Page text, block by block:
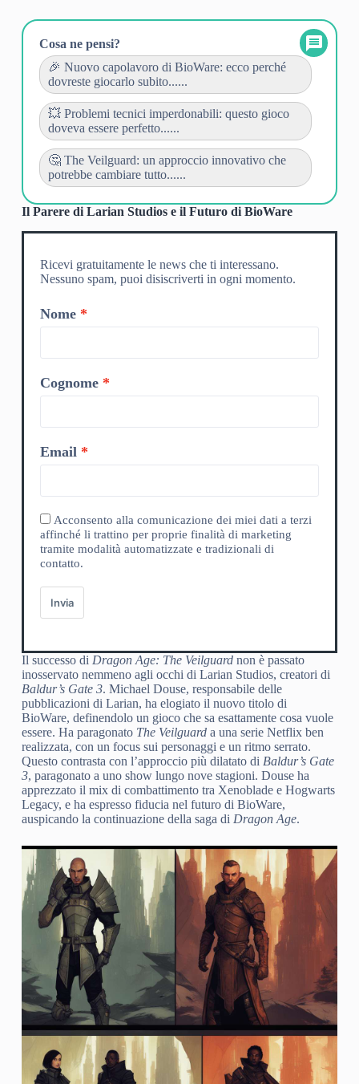
Cosa ne pensi?
🎉 Nuovo capolavoro di BioWare: ecco perché
dovreste giocarlo subito......
💥 Problemi tecnici imperdonabili: questo gioco
doveva essere perfetto......
🤔 The Veilguard: un approccio innovativo che
potrebbe cambiare tutto......
Il Parere di Larian Studios e il Futuro di BioWare
Ricevi gratuitamente le news che ti interessano.
Nessuno spam, puoi disiscriverti in ogni momento.
Nome
Cognome
Email
Acconsento alla comunicazione dei miei dati a terzi
affinché li trattino per proprie finalità di marketing
tramite modalità automatizzate e tradizionali di
contatto.
Invia
Il successo di Dragon Age: The Veilguardnon è passato
inosservato nemmeno agli occhi di Larian Studios, creatori di
Baldur’s Gate 3. Michael Douse, responsabile delle
pubblicazioni di Larian, ha elogiato il nuovo titolo di
BioWare, definendolo un gioco che sa esattamente cosa vuole
essere. Ha paragonato The Veilguarda una serie Netflix ben
realizzata, con un focus sui personaggi e un ritmo serrato.
Questo contrasta con l’approccio più dilatato di Baldur’s Gate
3, paragonato a uno show lungo nove stagioni. Douse ha
apprezzato il mix di combattimento tra Xenoblade e Hogwarts
Legacy, e ha espresso fiducia nel futuro di BioWare,
auspicando la continuazione della saga di Dragon Age.